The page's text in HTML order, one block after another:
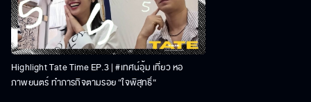
Highlight Tate Time EP.3 | #เทศน์อุ้ม เที่ยว หอ
ภาพยนตร์ ทำภารกิจตามรอย “ใจพิสุทธิ์“